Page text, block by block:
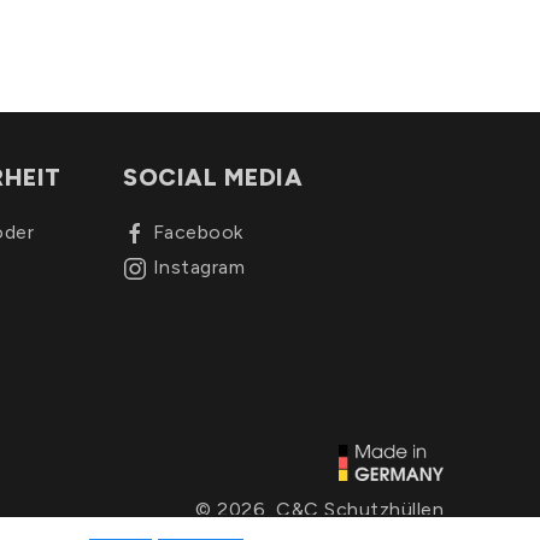
SOCIAL MEDIA
Facebook
Instagram
© 2026, C&C Schutzhüllen